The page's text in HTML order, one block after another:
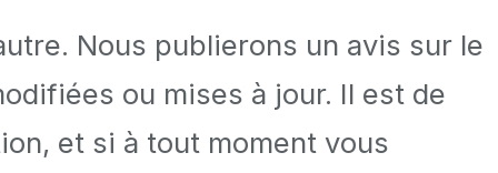
Nous publierons un avis sur le
ou mises à jour. Il est de
et si à tout moment vous